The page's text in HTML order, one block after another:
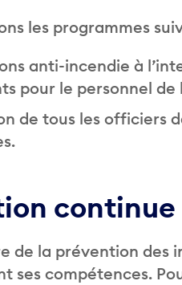
les programmes
anti-incendie à
pour le personnel
de tous les officiers
continue
de la prévention des
ses compétences.